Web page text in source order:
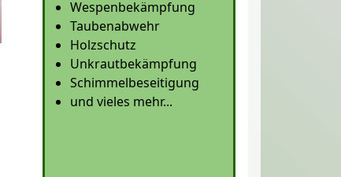
Wespenbekämpfung
Taubenabwehr
Holzschutz
Unkrautbekämpfung
Schimmelbeseitigung
und vieles mehr...